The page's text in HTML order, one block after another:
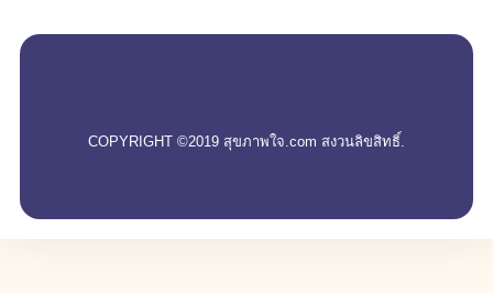
COPYRIGHT ©2019 สุขภาพใจ.com สงวนลิขสิทธิ์.